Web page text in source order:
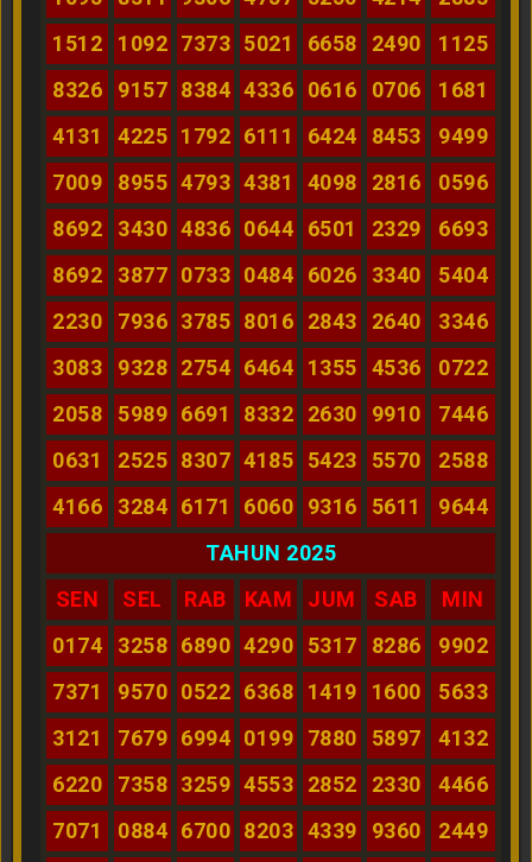
1512
1092 7373 5021 6658 2490
1125
8326
9157 8384 4336 0616 0706
1681
4131
4225 1792 6111 6424 8453
9499
7009
8955 4793 4381 4098 2816
0596
8692
3430 4836 0644 6501 2329
6693
8692
3877 0733 0484 6026 3340
5404
2230
7936 3785 8016 2843 2640
3346
3083
9328 2754 6464 1355 4536
0722
2058
5989 6691 8332 2630 9910
7446
0631
2525 8307 4185 5423 5570
2588
4166
3284 6171 6060 9316 5611
9644
TAHUN 2025
SEN
SEL RAB KAM JUM SAB
MIN
0174
3258 6890 4290 5317 8286
9902
7371
9570 0522 6368 1419 1600
5633
3121
7679 6994 0199 7880 5897
4132
6220
7358 3259 4553 2852 2330
4466
7071
0884 6700 8203 4339 9360
2449